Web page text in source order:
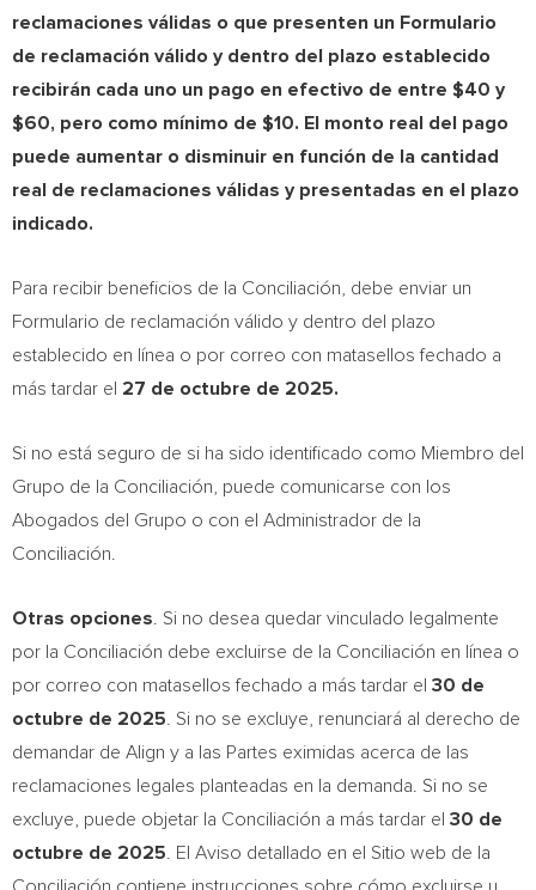
reclamaciones válidas o que presenten un Formulario
de reclamación válido y dentro del plazo establecido
recibirán cada uno un pago en efectivo de entre $40 y
$60, pero como mínimo de $10. El monto real del pago
puede aumentar o disminuir en función de la cantidad
real de reclamaciones válidas y presentadas en el plazo
indicado.
Para recibir beneficios de la Conciliación, debe enviar un
Formulario de reclamación válido y dentro del plazo
establecido en línea o por correo con matasellos fechado a
más tardar el 27 de octubre de 2025.
Si no está seguro de si ha sido identificado como Miembro del
Grupo de la Conciliación, puede comunicarse con los
Abogados del Grupo o con el Administrador de la
Conciliación.
Otras opciones . Si no desea quedar vinculado legalmente
por la Conciliación debe excluirse de la Conciliación en línea o
por correo con matasellos fechado a más tardar el 30 de
octubre de 2025 . Si no se excluye, renunciará al derecho de
demandar de Align y a las Partes eximidas acerca de las
reclamaciones legales planteadas en la demanda. Si no se
excluye, puede objetar la Conciliación a más tardar el 30 de
octubre de 2025 . El Aviso detallado en el Sitio web de la